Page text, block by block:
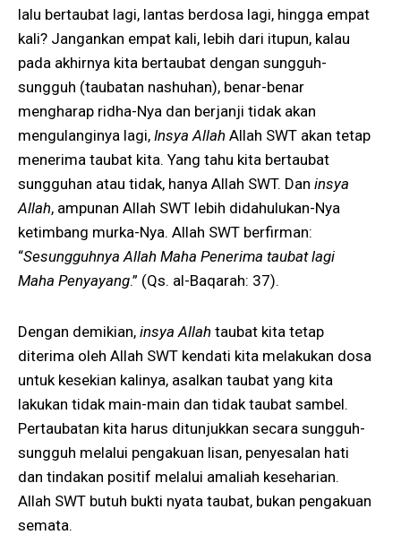
lalu bertaubat lagi, lantas berdosa lagi, hingga empat
kali? Jangankan empat kali, lebih dari itupun, kalau
pada akhirnya kita bertaubat dengan sungguh-
sungguh (taubatan nashuhan), benar-benar
mengharap ridha-Nya dan berjanji tidak akan
mengulanginya lagi, Insya Allah Allah SWT akan tetap
menerima taubat kita. Yang tahu kita bertaubat
sungguhan atau tidak, hanya Allah SWT. Dan insya
Allah, ampunan Allah SWT lebih didahulukan-Nya
ketimbang murka-Nya. Allah SWT berfirman:
“Sesungguhnya Allah Maha Penerima taubat lagi
Maha Penyayang.” (Qs. al-Baqarah: 37).
Dengan demikian, insya Allah taubat kita tetap
diterima oleh Allah SWT kendati kita melakukan dosa
untuk kesekian kalinya, asalkan taubat yang kita
lakukan tidak main-main dan tidak taubat sambel.
Pertaubatan kita harus ditunjukkan secara sungguh-
sungguh melalui pengakuan lisan, penyesalan hati
dan tindakan positif melalui amaliah keseharian.
Allah SWT butuh bukti nyata taubat, bukan pengakuan
semata.